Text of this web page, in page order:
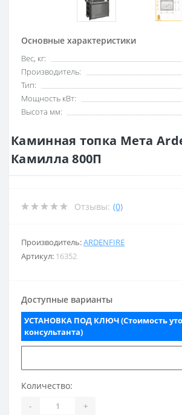
Основные характеристики
Вес, кг:
Производитель:
Тип:
Мощность кВт:
Высота мм:
Каминная топка Мета
Камилла 800П
Отзывы: (0)
Производитель:ARDENFIRE
Артикул: 16352
Доступные варианты
УСТАНОВКА ПОД КЛЮЧ (Стоимость
консультанта)
Количество:
- +